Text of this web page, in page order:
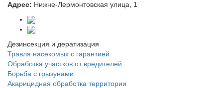
Адрес: Нижне-Лермонтовская улица, 1
Дезинсекция и дератизация
Травля насекомых с гарантией
Обработка участков от вредителей
Борьба с грызунами
Акарицидная обработка территории